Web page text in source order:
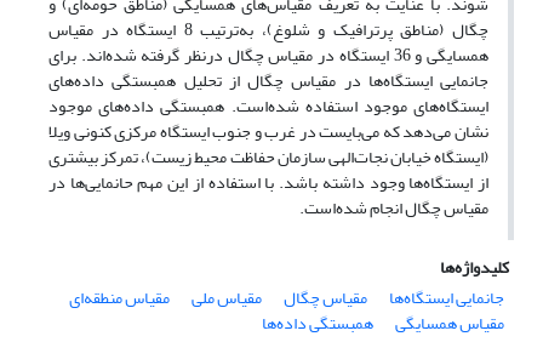
چگال (مناطق پرترافیک و شلوغ)، به‌ترتیب 8 ایستگاه در مقیاس
همسایگی و 36 ایستگاه در مقیاس چگال درنظر گرفته شده‌اند. برای
جانمایی ایستگاه‌ها در مقیاس چگال از تحلیل همبستگی داده‌های
ایستگاه‌های موجود استفاده شده‌است. همبستگی داده‌های موجود
نشان می‌دهد که می‌بایست در غرب و جنوب ایستگاه مرکزی کنونی ویلا
(ایستگاه خیابان نجات‌الهی سازمان حفاظت محیط زیست)، تمرکز بیشتری
از ایستگاه‌ها وجود داشته باشد. با استفاده از این مهم حانمایی‌ها در
مقیاس چگال انجام شده‌است.
کلیدواژه‌ها
جانمایی ایستگاه‌ها
مقیاس چگال مقیاس ملی مقیاس منطقه‌ای
مقیاس همسایگی
همبستگی داده‌ها